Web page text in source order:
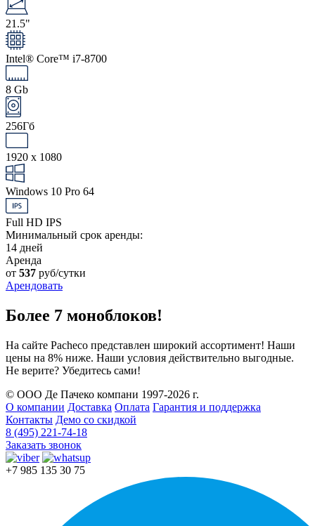
21.5"
Intel® Core™ i7-8700
8 Gb
256Гб
1920 x 1080
Windows 10 Pro 64
Full HD IPS
Минимальный срок аренды:
14 дней
Аренда
от 537 руб/сутки
Арендовать
Более 7 моноблоков!
На сайте Pacheco представлен широкий ассортимент! Наши
цены на 8% ниже. Наши условия действительно выгодные.
Не верите? Убедитесь сами!
© ООО Де Пачеко компани 1997-2026 г.
О компании Доставка Оплата Гарантия и поддержка
Контакты Демо со скидкой
8 (495) 221-74-18
Заказать звонок
+7 985 135 30 75